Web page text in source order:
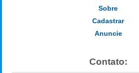
Sobre
Cadastrar
Anuncie
Contato: